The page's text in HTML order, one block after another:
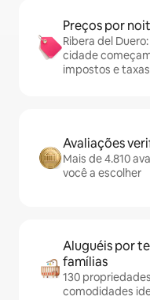
Preços por
Ribera del
cidade
impostos e taxas
Avaliações
Mais de 4.810
você a escolher
Aluguéis por
famílias
130
comodidades